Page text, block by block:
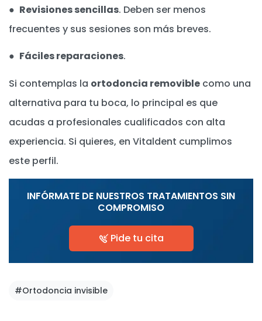
● Revisiones sencillas. Deben ser menos
frecuentes y sus sesiones son más breves.
● Fáciles reparaciones.
Si contemplas la ortodoncia removible como una
alternativa para tu boca, lo principal es que
acudas a profesionales cualificados con alta
experiencia. Si quieres, en Vitaldent cumplimos
este perfil.
INFÓRMATE DE NUESTROS TRATAMIENTOS SIN
COMPROMISO
Pide tu cita
#Ortodoncia invisible